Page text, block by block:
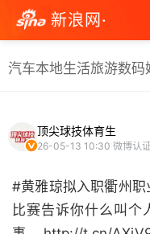
新浪网·
汽车本地生活旅游数码
顶尖球技体育生
26-05-13 10:30 微博认
#黄雅琼拟入职衢州
比赛告诉你什么叫个